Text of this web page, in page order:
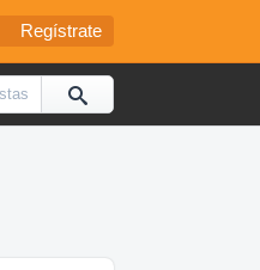
Regístrate